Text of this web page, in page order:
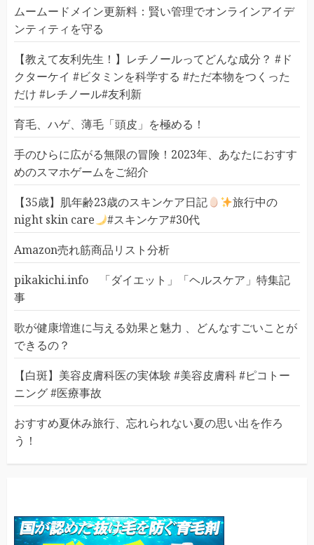
ムームードメイン更新料：賢い管理でオンラインアイデ
ンティティを守る
【教えて友利先生！】レチノールってどんな成分？ #ド
クターケイ #ビタミンを科学する #ただ本物をつくった
だけ #レチノール#友利新
育毛、ハゲ、薄毛「頭皮」を極める！
手のひらに広がる無限の冒険！2023年、あなたにおすす
めのスマホゲームをご紹介
【35歳】肌年齢23歳のスキンケア日記
旅行中の
night skin care
#スキンケア#30代
Amazon売れ筋商品リスト分析
pikakichi.info 「ダイエット」「ヘルスケア」特集記
事
歌が健康増進に与える効果と魅力 、どんなすごいことが
できるの？
【白斑】美容皮膚科医の実体験 #美容皮膚科 #ピコトー
ニング #医療事故
おすすめ夏休み旅行、忘れられない夏の思い出を作ろ
う！